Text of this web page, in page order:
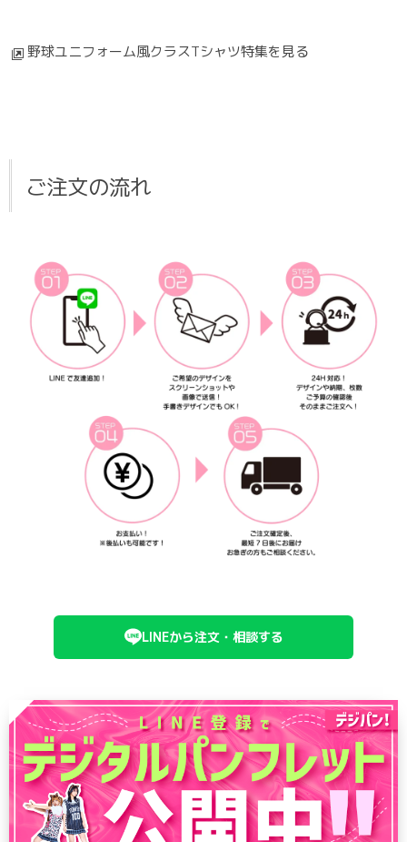
野球ユニフォーム風クラスTシャツ特集を見る
ご注文の流れ
LINEから注文・相談する